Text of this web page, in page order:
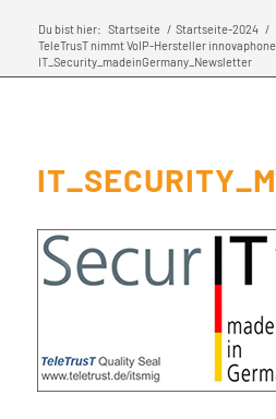
Du bist hier: Startseite / Startseite-2024 /
TeleTrusT nimmt VoIP-Hersteller
IT_Security_madeinGermany_Newsletter